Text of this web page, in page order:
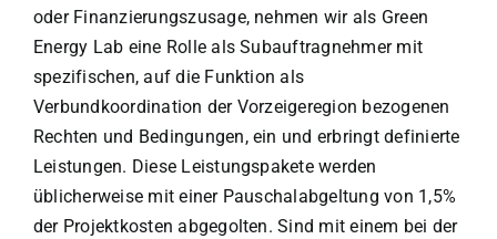
oder Finanzierungszusage, nehmen wir als Green
Energy Lab eine Rolle als Subauftragnehmer mit
spezifischen, auf die Funktion als
Verbundkoordination der Vorzeigeregion bezogenen
Rechten und Bedingungen, ein und erbringt definierte
Leistungen. Diese Leistungspakete werden
üblicherweise mit einer Pauschalabgeltung von 1,5%
der Projektkosten abgegolten. Sind mit einem bei der